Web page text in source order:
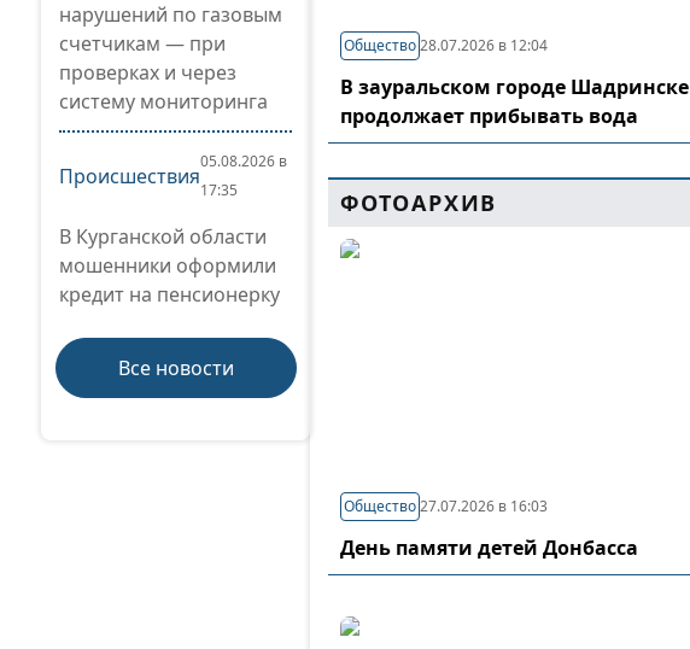
нарушений по газовым
счетчикам — при
проверках и через
систему мониторинга
Происшествия
05.08.2026 в
17:35
В Курганской области
мошенники оформили
кредит на пенсионерку
Все новости
Общество28.07.2026 в 12:04
В зауральском городе Шадринске
продолжает прибывать вода
ФОТОАРХИВ
Общество27.07.2026 в 16:03
День памяти детей Донбасса